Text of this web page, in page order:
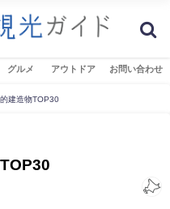
グルメ アウトドア お問い合わせ
建造物TOP30